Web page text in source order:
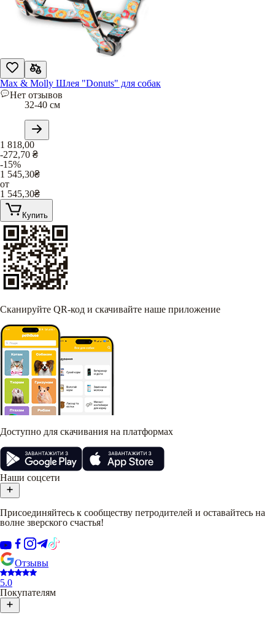
Max & Molly Шлея "Donuts" для собак
Нет отзывов
32-40 см
1 818,00
-272,70 ₴
-15%
1 545,30₴
от
1 545,30₴
Купить
Сканируйте QR-код и скачивайте наше приложение
Доступно для скачивания на платформах
Наши соцсети
Присоединяйтесь к сообществу петродителей и оставайтесь на
волне зверского счастья!
Отзывы
5.0
Покупателям